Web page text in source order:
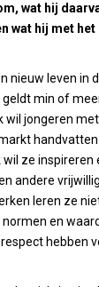
wat hij
wat hij met
nieuw leven in
min of
wil jongeren
wil ze
andere
leren ze
en
hebben